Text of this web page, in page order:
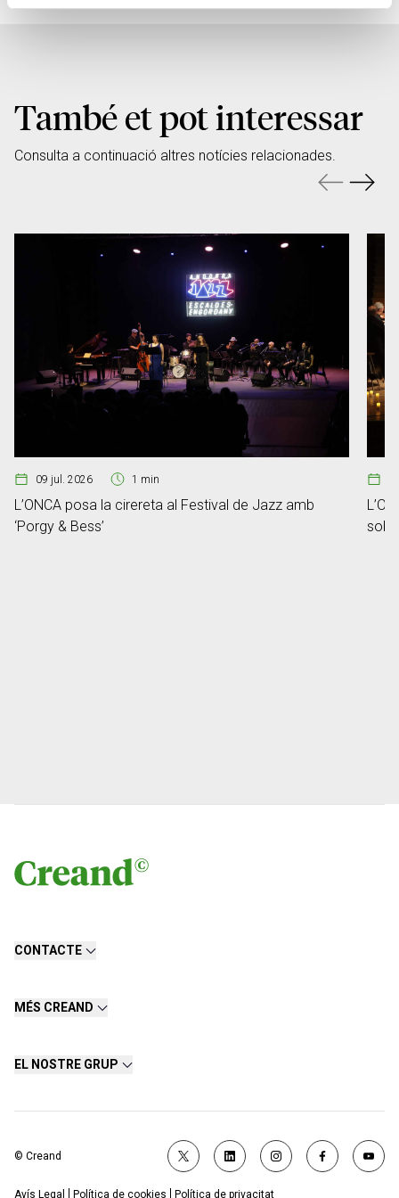
També et pot interessar
Consulta a continuació altres notícies relacionades.
09 jul. 2026 1 min
L’ONCA posa la cirereta al Festival de Jazz amb
‘Porgy & Bess’
CONTACTE
MÉS CREAND
EL NOSTRE GRUP
© Creand
Avís Legal Política de cookies Política de privacitat